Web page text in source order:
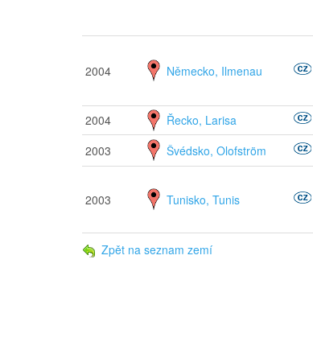
2004 Německo, Ilmenau
2004 Řecko, Larisa
2003
Švédsko, Olofström
2003 Tunisko, Tunis
Zpět na seznam zemí